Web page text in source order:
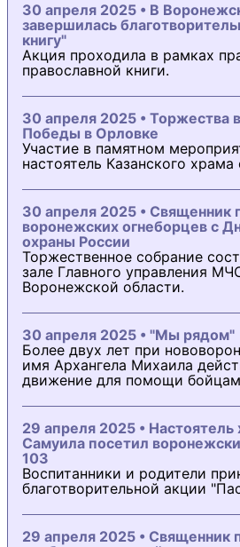
30 апреля 2025 • В
завершилась
книгу"
Акция проходила в рамках
православной книги.
30 апреля 2025 • Торжества
Победы в Орловке
Участие в памятном
настоятель Казанского храма
30 апреля 2025 • Священник
воронежских огнеборцев с
охраны России
Торжественное собрание
зале Главного управления
Воронежской области.
30 апреля 2025 • "Мы рядом"
Более двух лет при
имя Архангела Михаила
движение для помощи
29 апреля 2025 • Настоятель
Самуила посетил
103
Воспитанники и родители
благотворительной акции
29 апреля 2025 • Священник